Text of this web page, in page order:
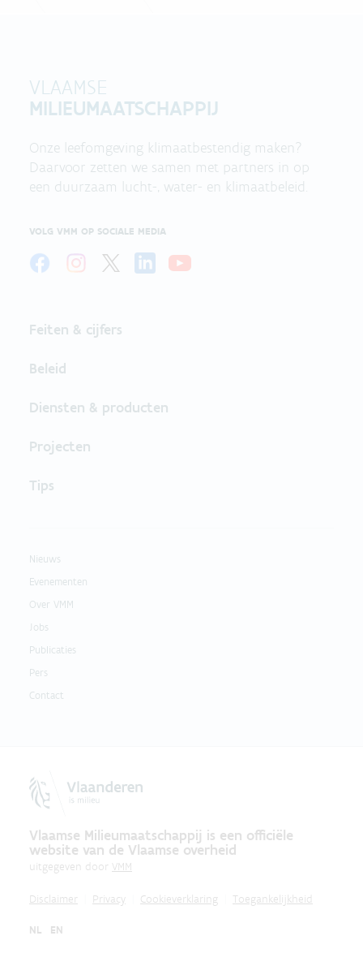
VLAAMSE
MILIEUMAATSCHAPPIJ
Onze leefomgeving klimaatbestendig maken?
Daarvoor zetten we samen met partners in op
een duurzaam lucht-, water- en klimaatbeleid.
VOLG VMM OP SOCIALE MEDIA
Feiten & cijfers
Beleid
Diensten & producten
Projecten
Tips
Nieuws
Evenementen
Over VMM
Jobs
Publicaties
Pers
Contact
Vlaamse Milieumaatschappij is een officiële
website van de Vlaamse overheid
uitgegeven door VMM
Disclaimer Privacy Cookieverklaring Toegankelijkheid
NL EN